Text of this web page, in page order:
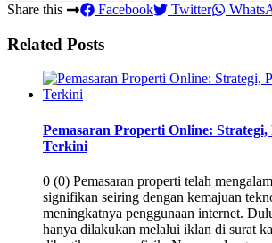
Share this Facebook Twitter
Related Posts
Pemasaran Properti Online:
Terkini
0 (0) Pemasaran properti telah
signifikan seiring dengan kemajuan
meningkatnya penggunaan internet.
hanya dilakukan melalui iklan di surat